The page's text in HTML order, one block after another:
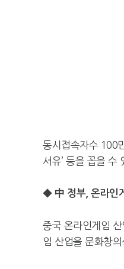
동시접속자수 100
서유’ 등을 꼽을 수
◆ 中 정부, 온라인
중국 온라인게임
임 산업을 문화창